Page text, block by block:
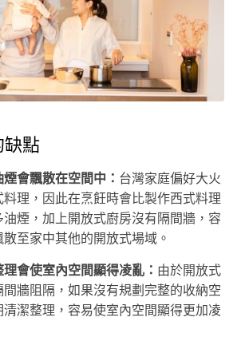
缺點
會飄散在空間中： 台灣家庭偏好大火
料理，因此在烹飪時會比製作西式料理
油煙，加上開放式廚房沒有隔間牆，容
至家中其他的開放式場域。
會使室內空間顯得凌亂： 由於開放式
間牆阻隔，如果沒有規劃完整的收納空
清潔整理，容易使室內空間顯得更加凌